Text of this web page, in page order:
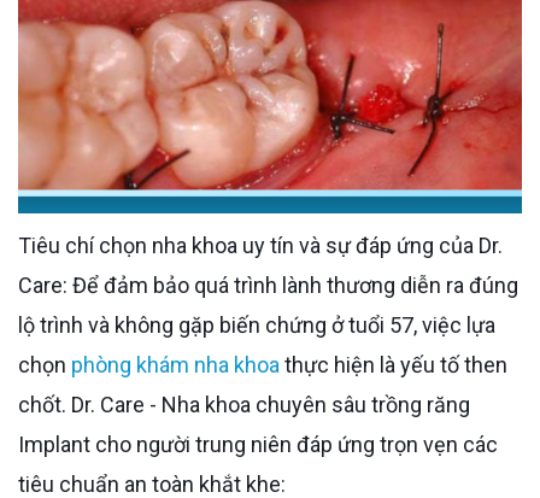
Tiêu chí chọn nha khoa uy tín và sự đáp ứng của Dr.
Care: Để đảm bảo quá trình lành thương diễn ra đúng
lộ trình và không gặp biến chứng ở tuổi 57, việc lựa
chọn phòng khám nha khoa thực hiện là yếu tố then
chốt. Dr. Care - Nha khoa chuyên sâu trồng răng
Implant cho người trung niên đáp ứng trọn vẹn các
tiêu chuẩn an toàn khắt khe: